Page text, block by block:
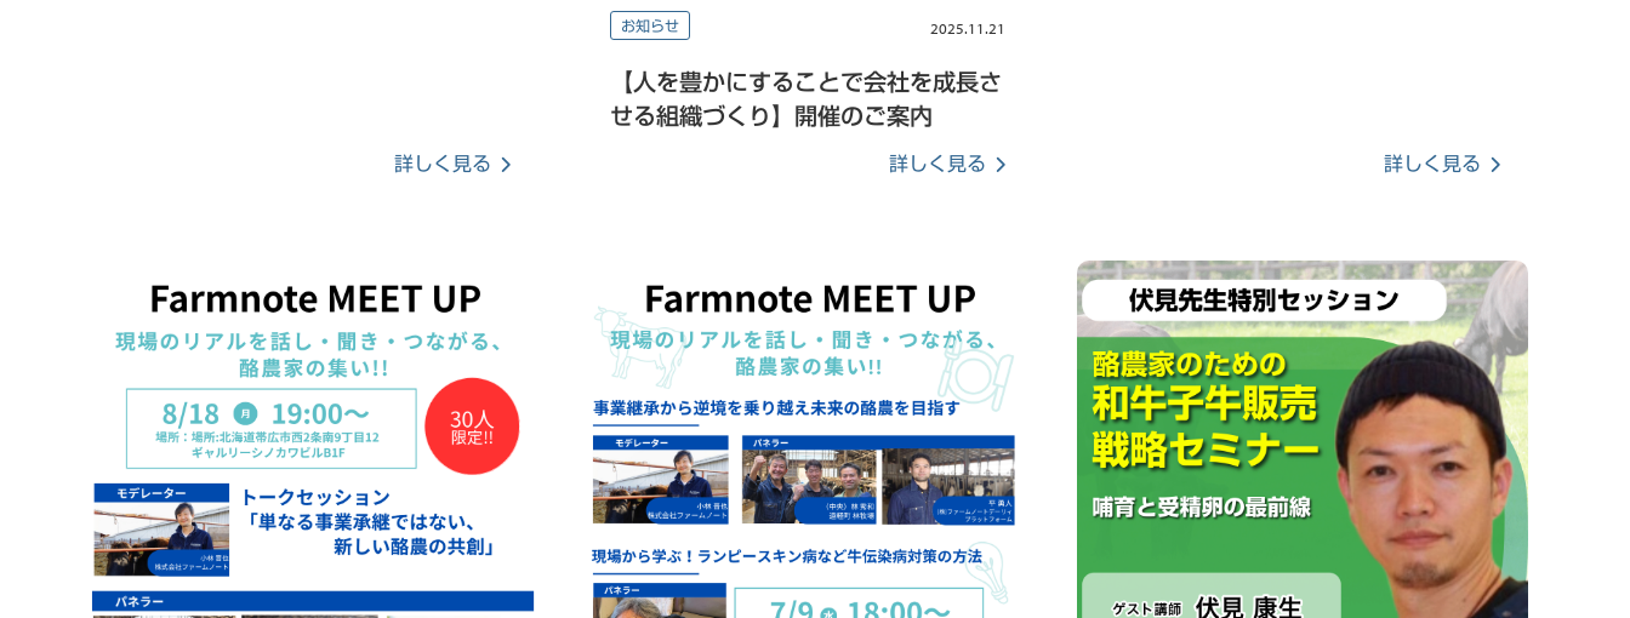
詳しく見る
お知らせ 2025.11.21
【人を豊かにすることで会社を成長さ
せる組織づくり】開催のご案内
詳しく見る 詳しく見る